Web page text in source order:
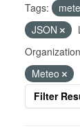
Tags:
JSON
Meteo
Filter